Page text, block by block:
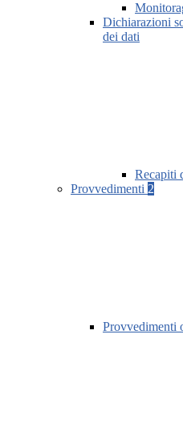
Dichiarazioni
dei dati
Recapiti
Provvedimenti 2
Provvedimenti